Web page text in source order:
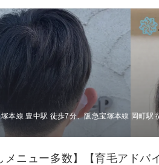
本線 豊中駅 徒歩7分、阪急宝塚本線 岡町駅
ニュー多数】【育毛アドバ